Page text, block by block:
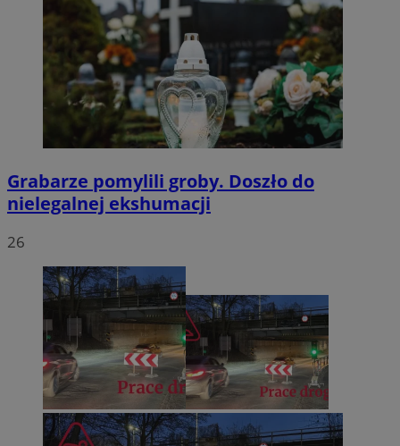
Grabarze pomylili groby. Doszło do
nielegalnej ekshumacji
26